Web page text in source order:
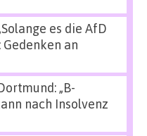
es die AfD
an
„B-
nach Insolvenz